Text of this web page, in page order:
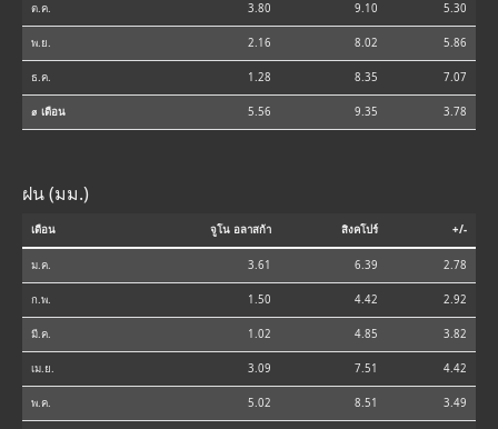
ต.ค. 3.80 9.10 5.30
พ.ย. 2.16 8.02 5.86
ธ.ค. 1.28 8.35 7.07
⌀ เดือน 5.56 9.35 3.78
ฝน (มม.)
เดือน จูโน อลาสก้า สิงคโปร์ +/-
ม.ค. 3.61 6.39 2.78
ก.พ. 1.50 4.42 2.92
มี.ค. 1.02 4.85 3.82
เม.ย. 3.09 7.51 4.42
พ.ค. 5.02 8.51 3.49